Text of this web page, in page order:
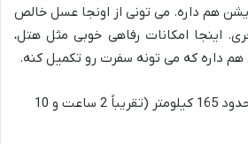
هم داره. می تونی از اونجا عسل خالص
اینجا امکانات رفاهی خوبی مثل هتل،
هم داره که می تونه سفرت رو تکمیل کنه.
فاصله تا اصفهان: حدود 165 کیلومتر (تقریباً 2 ساعت و 10